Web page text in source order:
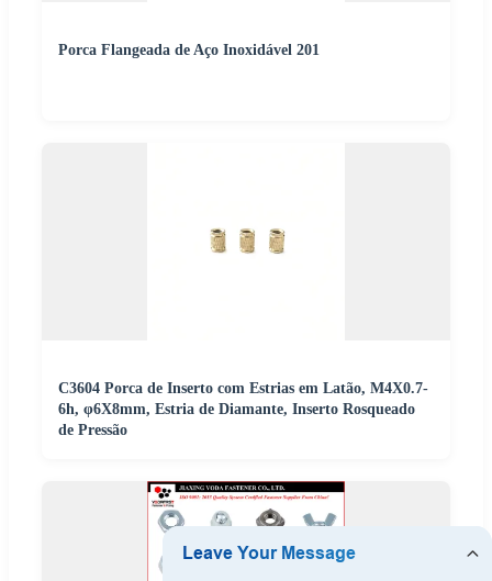
Porca Flangeada de Aço Inoxidável 201
C3604 Porca de Inserto com Estrias em Latão, M4X0.7-
6h, φ6X8mm, Estria de Diamante, Inserto Rosqueado
de Pressão